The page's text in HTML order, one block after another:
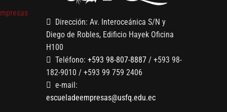
Dirección: Av. Interoceánica S/N y
Diego de Robles, Edificio Hayek Oficina
H100
Teléfono: +593 98-807-8887 / +593 98-
182-9010 / +593 99 759 2406
e-mail:
escueladeempresas@usfq.edu.ec